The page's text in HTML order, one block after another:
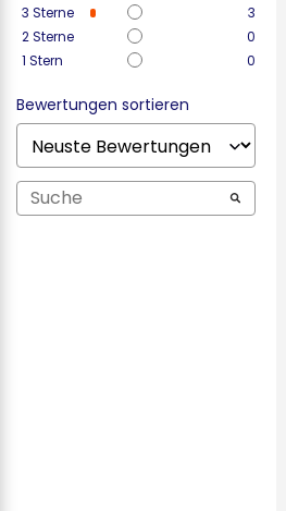
3 Sterne
3
2Sterne
0
1 Stern 0
Bewertungen sortieren